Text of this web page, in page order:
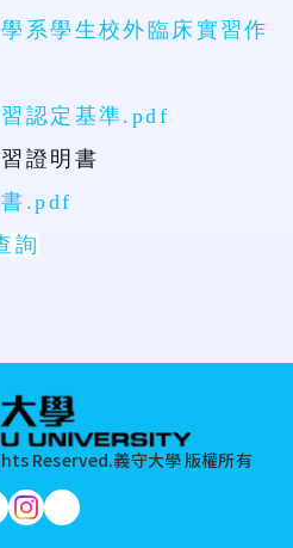
系學生校外臨床實習作
認定基準.pdf
證明書
.pdf
詢
Reserved.義守大學 版權所有